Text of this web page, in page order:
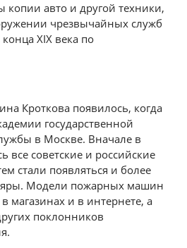
авто и другой техники,
чрезвычайных служб
XIX века по
Кроткова появилось, когда
государственной
в Москве. Вначале в
все советские и российские
стали появляться и более
Модели пожарных машин
магазинах и в интернете, а
поклонников